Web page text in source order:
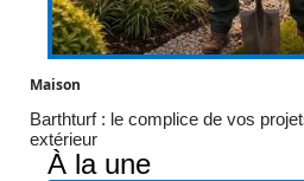
Maison
Barthturf : le complice de vos
extérieur
À la une